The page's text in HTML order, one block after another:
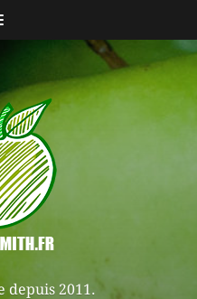
depuis 2011.